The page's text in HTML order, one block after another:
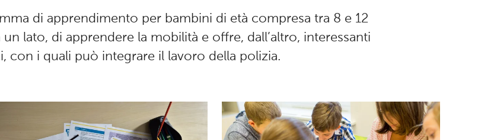
di apprendimento per bambini di età compresa tra 8 e 12
lato, di apprendere la mobilità e offre, dall’altro, interessanti
con i quali può integrare il lavoro della polizia.